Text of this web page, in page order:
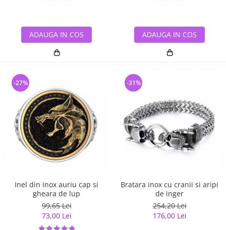
ADAUGA IN COS ADAUGA IN COS
Inel din inox auriu cap si
gheara de lup
99,65 Lei
73,00 Lei
-27%
Bratara inox cu cranii si aripi
de inger
254,20 Lei
176,00 Lei
-31%